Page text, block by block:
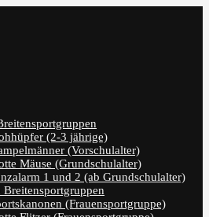
(2-3 jährige)
(Vorschulalter)
Mäuse (Grundschulalter)
1 und 2 (ab Grundschulalter)
Breitensportgruppen
(Frauensportgruppe)